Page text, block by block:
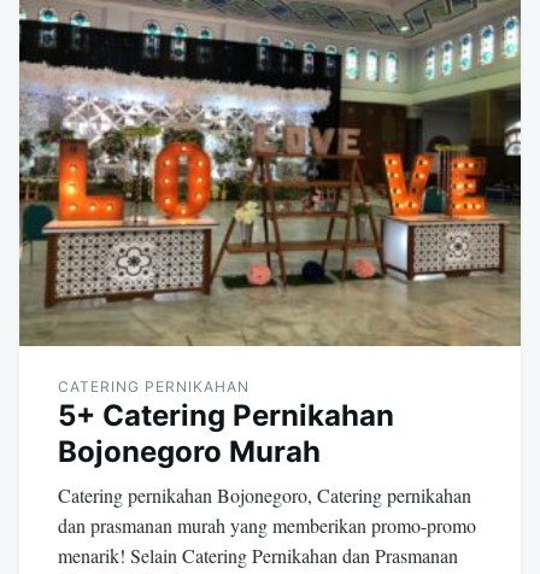
CATERING PERNIKAHAN
5+ Catering Pernikahan
Bojonegoro Murah
Catering pernikahan Bojonegoro, Catering pernikahan
dan prasmanan murah yang memberikan promo-promo
menarik! Selain Catering Pernikahan dan Prasmanan